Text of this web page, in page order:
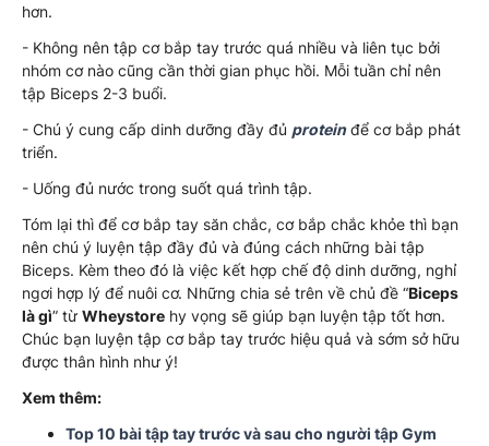
hơn.
- Không nên tập cơ bắp tay trước quá nhiều và liên tục bởi
nhóm cơ nào cũng cần thời gian phục hồi. Mỗi tuần chỉ nên
tập Biceps 2-3 buổi.
- Chú ý cung cấp dinh dưỡng đầy đủ proteinđể cơ bắp phát
triển.
- Uống đủ nước trong suốt quá trình tập.
Tóm lại thì để cơ bắp tay săn chắc, cơ bắp chắc khỏe thì bạn
nên chú ý luyện tập đầy đủ và đúng cách những bài tập
Biceps. Kèm theo đó là việc kết hợp chế độ dinh dưỡng, nghỉ
ngơi hợp lý để nuôi cơ. Những chia sẻ trên về chủ đề “Biceps
là gì” từ Wheystore hy vọng sẽ giúp bạn luyện tập tốt hơn.
Chúc bạn luyện tập cơ bắp tay trước hiệu quả và sớm sở hữu
được thân hình như ý!
Xem thêm:
Top 10 bài tập tay trước và sau cho người tập Gym